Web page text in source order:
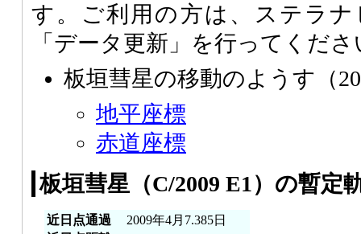
す。ご利用の方は、ステラ
「データ更新」を行ってくださ
板垣彗星の移動のようす（
地平座標
赤道座標
板垣彗星（C/2009 E1）の暫定
近日点通過
2009年4月7.385日